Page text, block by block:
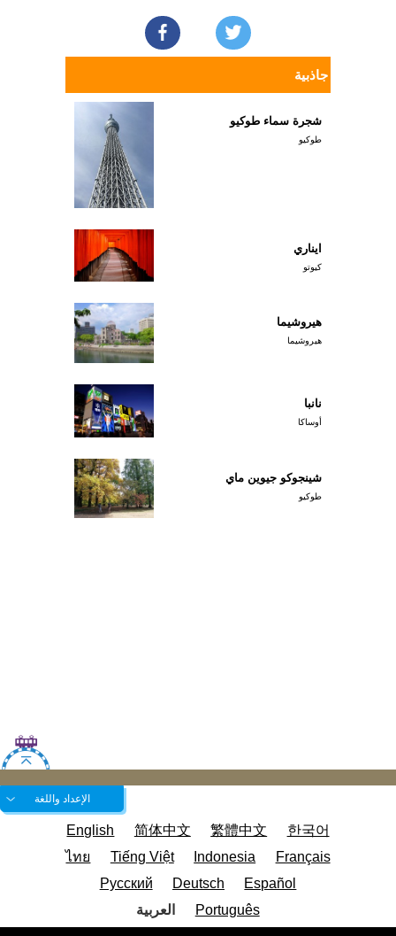
جاذبية
شجرة سماء طوكيو
طوكيو
ايناري
كيوتو
هيروشيما
هيروشيما
نانبا
أوساكا
شينجوكو جيوين ماي
طوكيو
الإعداد واللغة
English 简体中文 繁體中文
한국어
ไทย
Tiếng Việt Indonesia
Français
Русский
Deutsch
Español
Português
العربية